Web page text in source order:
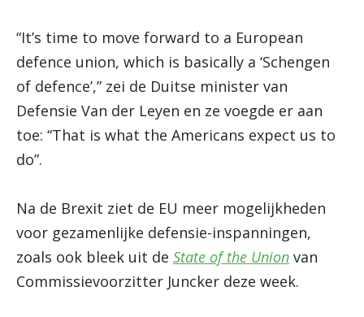
“It’s time to move forward to a European
defence union, which is basically a ‘Schengen
of defence’,” zei de Duitse minister van
Defensie Van der Leyen en ze voegde er aan
toe: “That is what the Americans expect us to
do”.
Na de Brexit ziet de EU meer mogelijkheden
voor gezamenlijke defensie-inspanningen,
zoals ook bleek uit de State of the Union van
Commissievoorzitter Juncker deze week.